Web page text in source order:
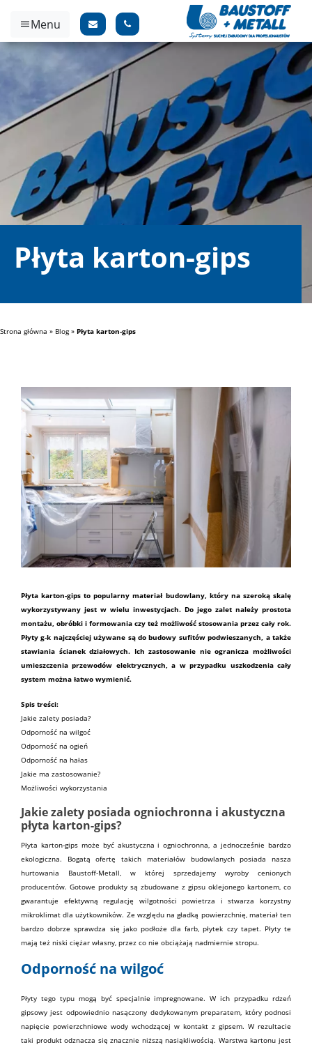
Menu
Płyta karton-gips
Strona główna » Blog» Płyta karton-gips
Płyta karton-gips to popularnymateriał budowlany, który na szeroką skalę
wykorzystywany jest w wielu inwestycjach. Do jego zalet należy prostota
montażu, obróbki i formowania czy też możliwość stosowania przez cały rok.
Płyty g-k najczęściej używane są do budowy sufitówpodwieszanych, a także
stawiania ścianek działowych. Ich zastosowanie nie ogranicza możliwości
umieszczenia przewodów elektrycznych, a w przypadku uszkodzenia cały
system można łatwo wymienić.
Spis treści:
Jakie zalety posiada?
Odporność na wilgoć
Odporność na ogień
Odporność na hałas
Jakie ma zastosowanie?
Możliwości wykorzystania
Jakie zalety posiada ogniochronna i akustyczna
płyta karton-gips?
Płyta karton-gipsmoże być akustyczna i ogniochronna, a jednocześnie bardzo
ekologiczna. Bogatą ofertę takich materiałów budowlanychposiada nasza
hurtowania Baustoff-Metall , w której sprzedajemy wyroby cenionych
producentów. Gotowe produkty są zbudowane z gipsu oklejonego kartonem, co
gwarantuje efektywną regulację wilgotności powietrza i stwarza korzystny
mikroklimat dla użytkowników. Ze względu na gładką powierzchnię, materiał ten
bardzo dobrze sprawdza się jako podłoże dlafarb , płytek czy tapet. Płyty te
mają też niski ciężar własny, przez co nie obciążają nadmiernie stropu.
Odporność na wilgoć
Płyty tego typu mogą być specjalnie impregnowane. W ich przypadku rdzeń
gipsowy jest odpowiednio nasączony dedykowanym preparatem, który podnosi
napięcie powierzchniowe wody wchodzącej w kontakt z gipsem. W rezultacie
taki produkt odznacza się znacznie niższą nasiąkliwością. Warstwa kartonu jest